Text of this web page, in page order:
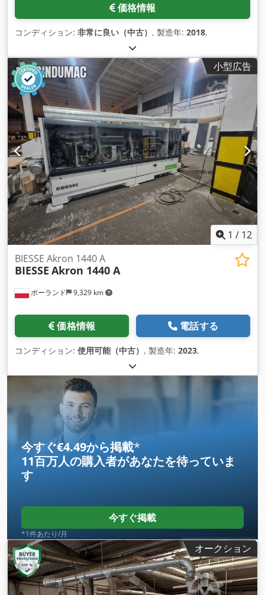
価格情報
コンディション: 非常に良い（中古） , 製造年: 2018,
小型広告
1 / 12
ポーランド 9,329 km
BIESSE Akron 1440 A
BIESSE Akron 1440 A
価格情報 電話する
コンディション: 使用可能（中古） , 製造年: 2023,
今すぐ€4.49から掲載*
11百万人の購入者があなたを待っていま
す
今すぐ掲載
*1件あたり/月
オークション